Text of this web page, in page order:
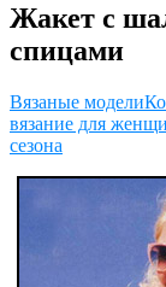
Жакет с
спицами
Вязаные модели
вязание для
сезона